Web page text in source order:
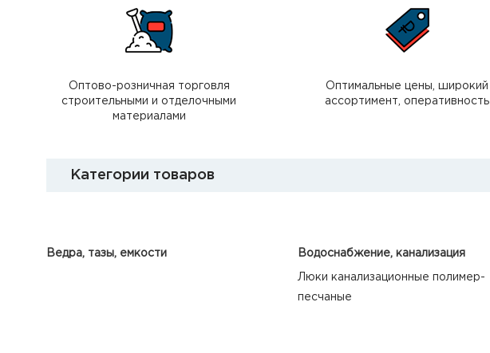
Оптово-розничная торговля
строительными и отделочными
материалами
Оптимальные цены, широкий
ассортимент, оперативность
Категории товаров
Ведра, тазы, емкости Водоснабжение, канализация
Люки канализационные полимер-
песчаные